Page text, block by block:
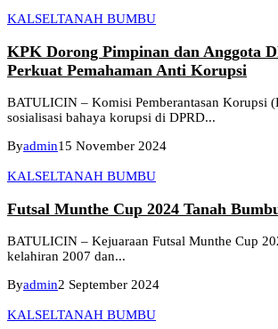
KALSELTANAH BUMBU
KPK Dorong Pimpinan dan Anggota
Perkuat Pemahaman Anti Korupsi
BATULICIN – Komisi Pemberantasan Korupsi
sosialisasi bahaya korupsi di DPRD...
Byadmin15 November 2024
KALSELTANAH BUMBU
Futsal Munthe Cup 2024 Tanah
BATULICIN – Kejuaraan Futsal Munthe Cup
kelahiran 2007 dan...
Byadmin2 September 2024
KALSELTANAH BUMBU